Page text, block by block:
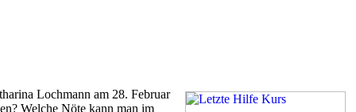
Lochmann am 28. Februar
Welche Nöte kann man im